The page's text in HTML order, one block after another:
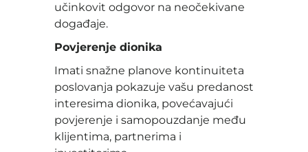
učinkovit odgovor na neočekivane
događaje.
Povjerenje dionika
Imati snažne planove kontinuiteta
poslovanja pokazuje vašu predanost
interesima dionika, povećavajući
povjerenje i samopouzdanje među
klijentima, partnerima i